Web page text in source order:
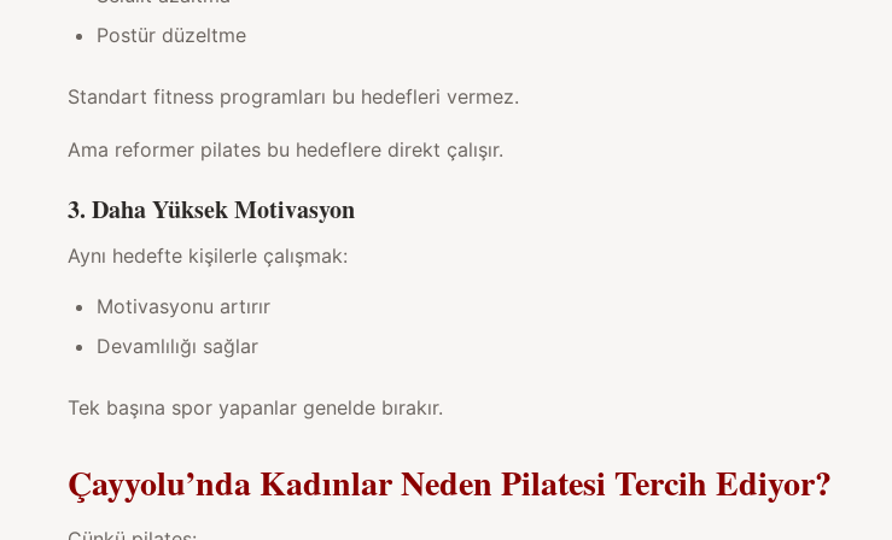
Postür düzeltme
Standart fitness programları bu hedefleri vermez.
Ama reformer pilates bu hedeflere direkt çalışır.
3. Daha Yüksek Motivasyon
Aynı hedefte kişilerle çalışmak:
Motivasyonu artırır
Devamlılığı sağlar
Tek başına spor yapanlar genelde bırakır.
Çayyolu’nda Kadınlar Neden Pilatesi Tercih Ediyor?